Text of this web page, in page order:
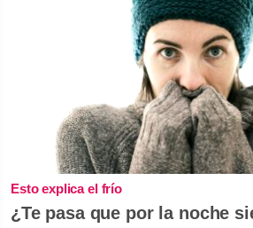
Esto explica el frío
¿Te pasa que por la noche